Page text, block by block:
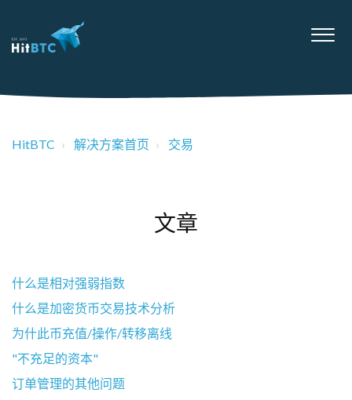
HitBTC 解决方案首页 交易
文章
什么是相对强弱指数
什么是加密货币交易技术分析
为什此币充值/操作/转移离线
"不充足的资本"
订单管理的其他问题